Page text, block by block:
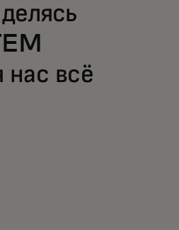
нас всё